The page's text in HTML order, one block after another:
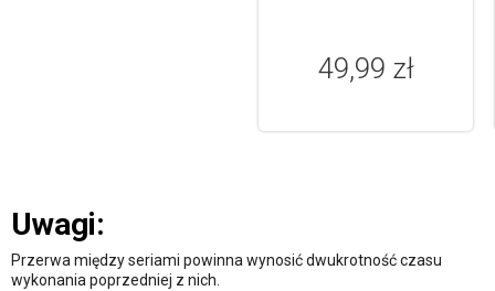
49,99 zł
Uwagi:
Przerwa między seriami powinna wynosić dwukrotność czasu
wykonania poprzedniej z nich.